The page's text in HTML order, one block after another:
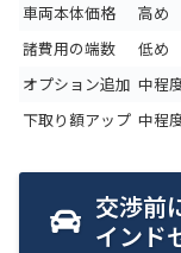
車両本体価格
高め
諸費用の端数
低め
オプション追加 中程
下取り額アップ 中程
交渉前
インド